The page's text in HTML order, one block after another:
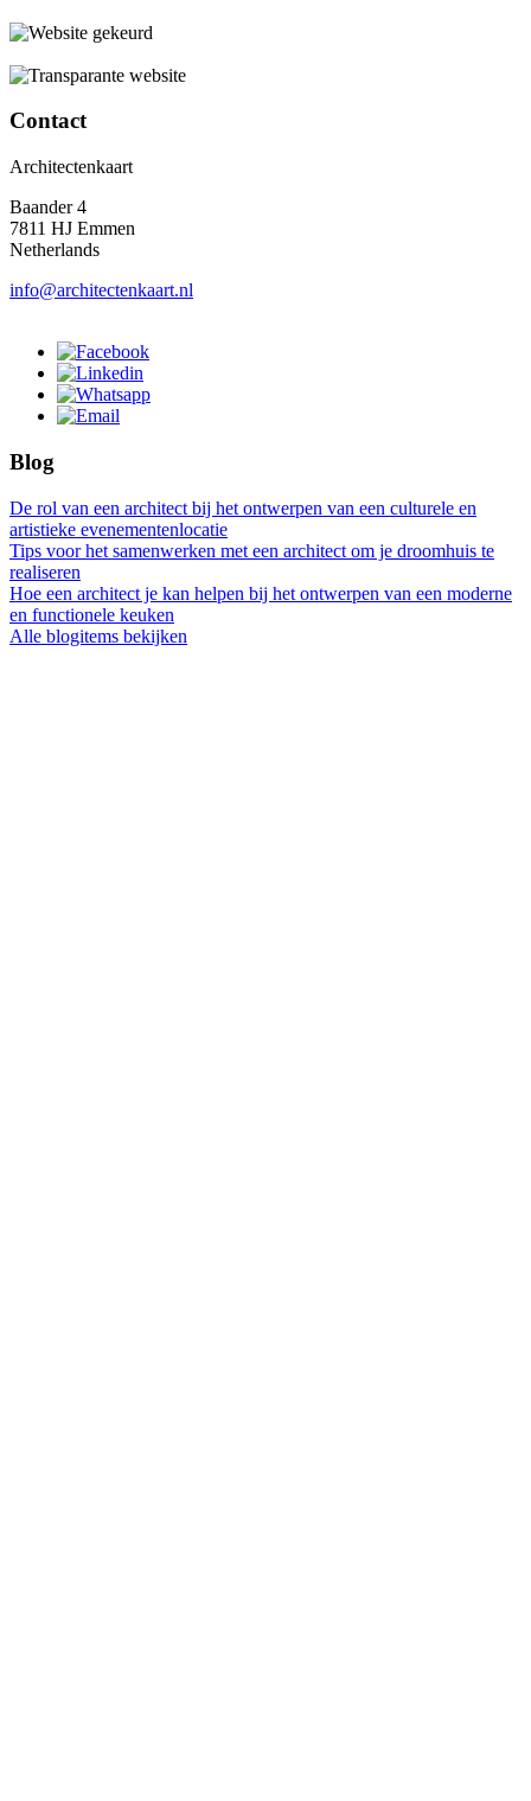
Contact
Architectenkaart
Baander 4
7811 HJ Emmen
Netherlands
info@architectenkaart.nl
Blog
De rol van een architect bij het ontwerpen van een culturele en
artistieke evenementenlocatie
Tips voor het samenwerken met een architect om je droomhuis te
realiseren
Hoe een architect je kan helpen bij het ontwerpen van een moderne
en functionele keuken
Alle blogitems bekijken